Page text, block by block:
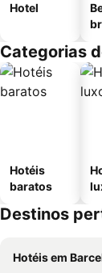
Hotel
Categorias
Hotéis
baratos
Destinos
Hotéis em